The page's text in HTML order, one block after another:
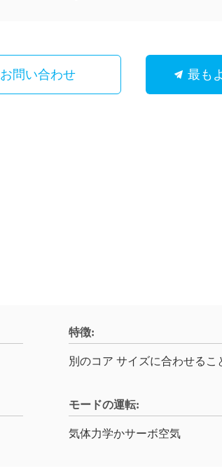
お問い合わせ 最も
特徴:
別のコア サイズに合わせるこ
モードの運転:
気体力学かサーボ空気